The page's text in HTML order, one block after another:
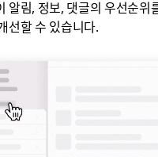
알림, 정보, 댓글의 우선순위
선할 수 있습니다.